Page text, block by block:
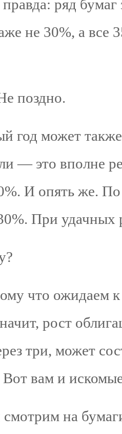
ряд
не 30%, а все
поздно.
год может
— это вполне
И опять же.
При удачных
что ожидаем к
рост
три, может
вам и
на